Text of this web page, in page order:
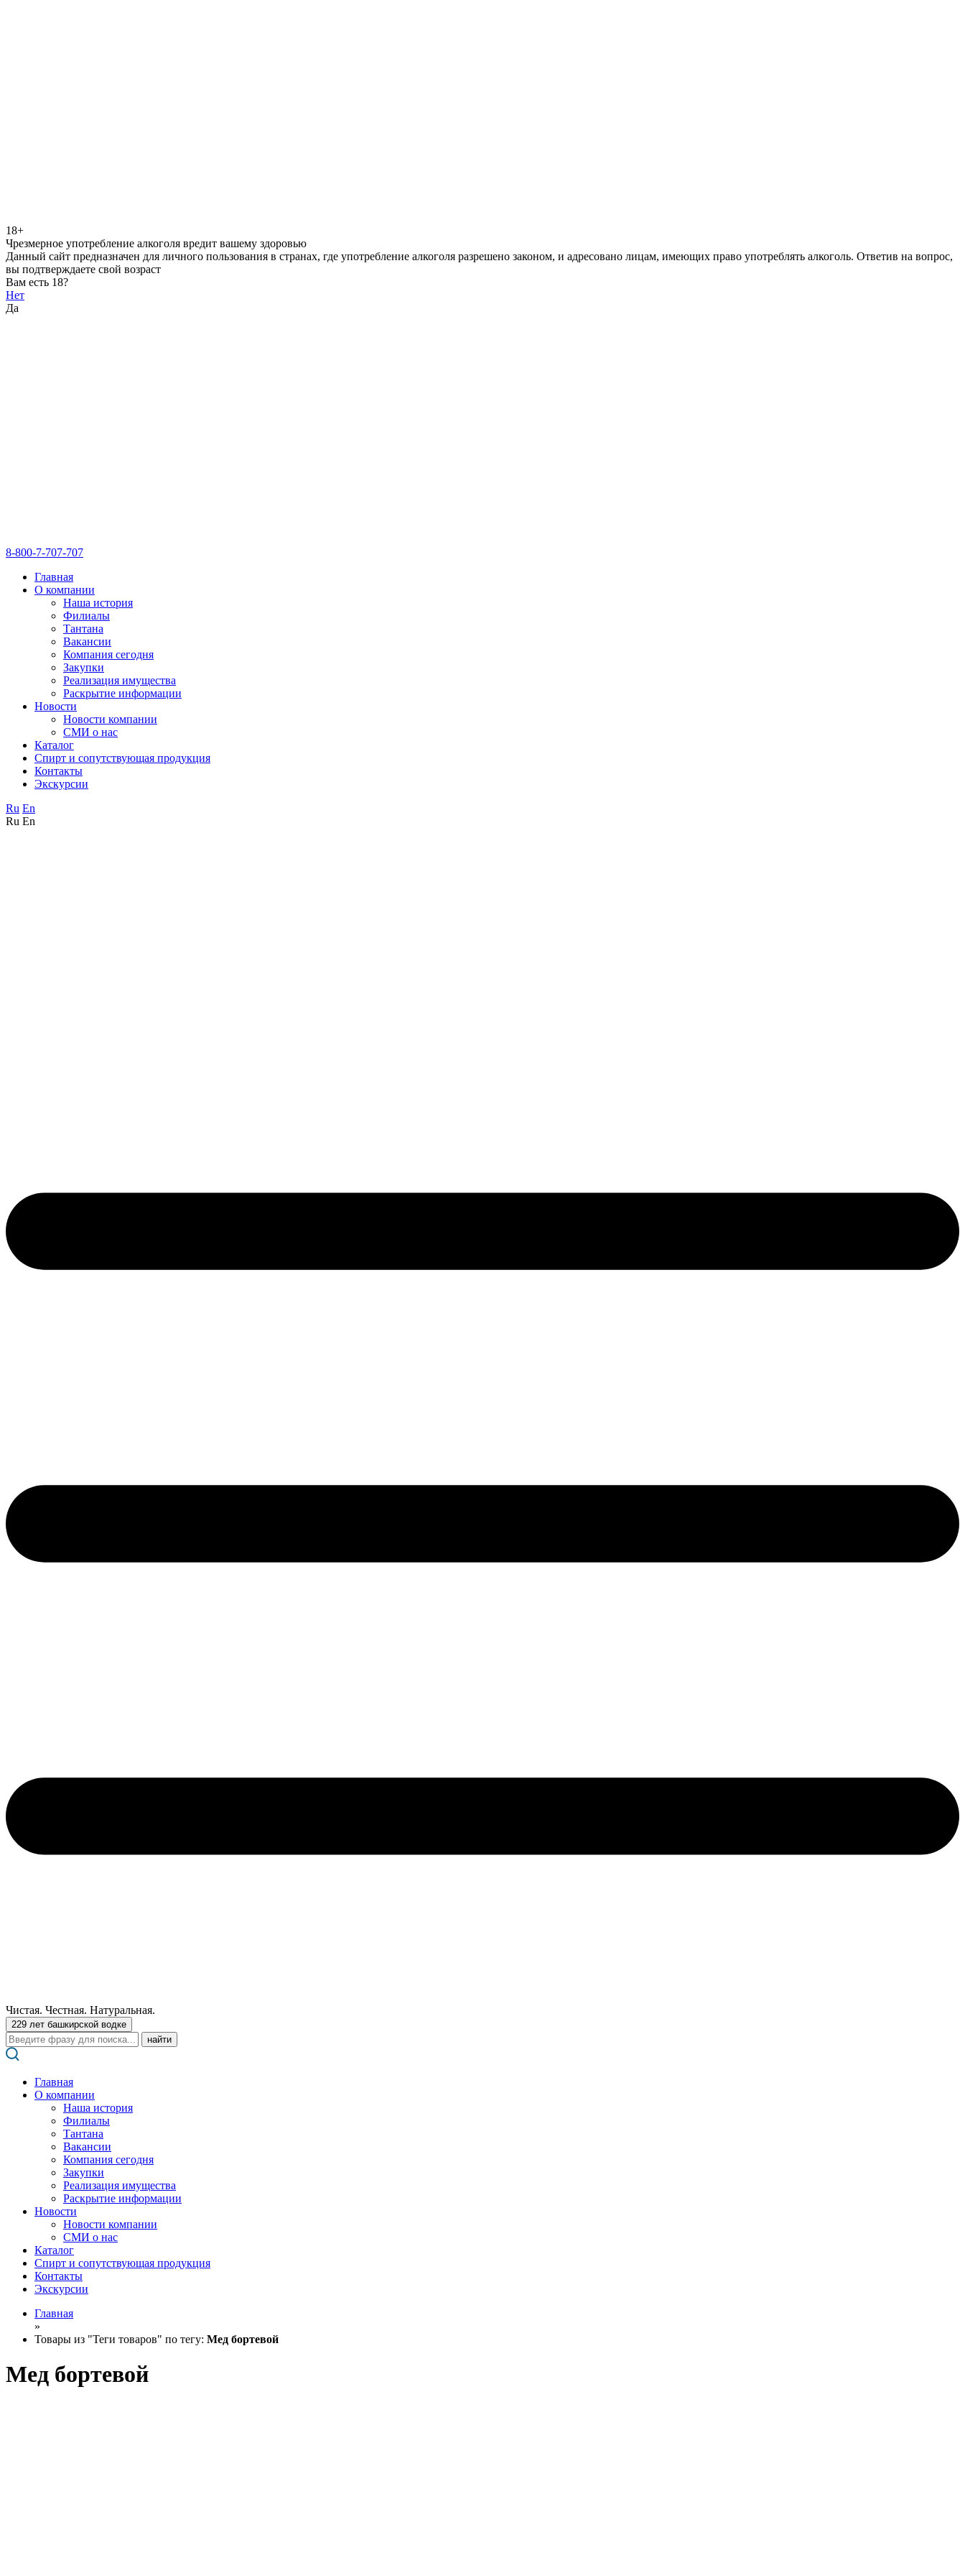
18+
Чрезмерное употребление алкоголя вредит вашему здоровью
Данный сайт предназначен для личного пользования в странах, где употребление алкоголя разрешено законом, и адресовано лицам, имеющих право употреблять алкоголь. Ответив на вопрос,
вы подтверждаете свой возраст
Вам есть 18?
Нет
Да
8-800-7-707-707
Главная
О компании
Наша история
Филиалы
Тантана
Вакансии
Компания сегодня
Закупки
Реализация имущества
Раскрытие информации
Новости
Новости компании
СМИ о нас
Каталог
Спирт и сопутствующая продукция
Контакты
Экскурсии
Ru En
Ru En
Чистая. Честная. Натуральная.
229 лет башкирской водке
Поиск:
Главная
О компании
Наша история
Филиалы
Тантана
Вакансии
Компания сегодня
Закупки
Реализация имущества
Раскрытие информации
Новости
Новости компании
СМИ о нас
Каталог
Спирт и сопутствующая продукция
Контакты
Экскурсии
Главная
»
Товары из "Теги товаров" по тегу: Мед бортевой
Мед бортевой